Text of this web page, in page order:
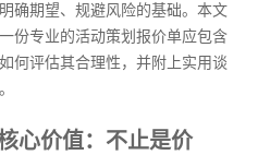
确期望、规避风险的基础。本文
份专业的活动策划报价单应包含
何评估其合理性，并附上实用谈
价值：不止是价